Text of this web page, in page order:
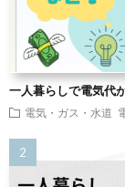
一人暮らしで電気代
電気・ガス・水道